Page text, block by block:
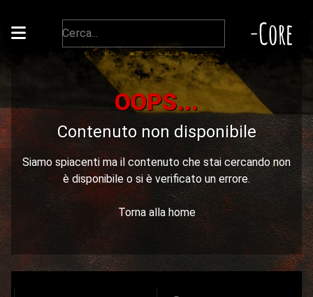
-Core
OOPS...
Contenuto non disponibile
Siamo spiacenti ma il contenuto che stai cercando non
è disponibile o si è verificato un errore.
Torna alla home